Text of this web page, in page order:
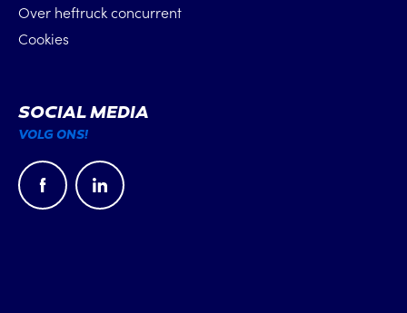
Over heftruck concurrent
Cookies
SOCIAL MEDIA
VOLG ONS!